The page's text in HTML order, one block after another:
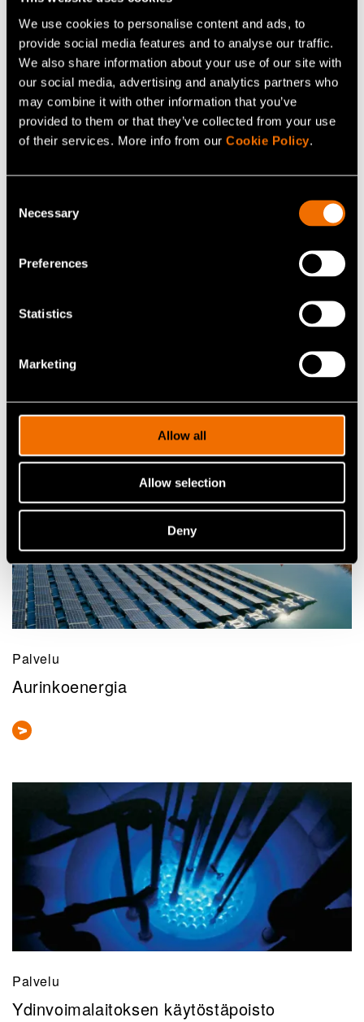
We use cookies to personalise content and ads, to
provide social media features and to analyse our traffic.
We also share information about your use of our site with
our social media, advertising and analytics partners who
may combine it with other information that you’ve
provided to them or that they’ve collected from your use
of their services. More info from our Cookie Policy.
Selection
Necessary
Preferences
Statistics
Marketing
Allow all
Allow selection
Deny
Puhtaan ilman ratkaisut
Resurssitehokas vedenhallinta
Palvelu
Aurinkoenergia
Palvelu
Ydinvoimalaitoksen käytöstäpoisto